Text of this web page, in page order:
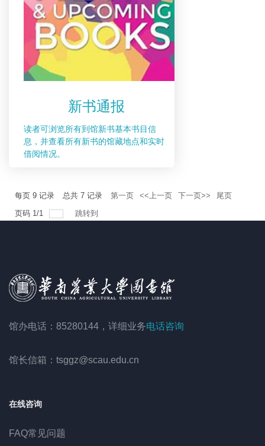
新书通报
读者可浏览所有到馆新书基本书目信
息，并查看所有新书的馆藏地点和实时
借阅情况。
每页 9 记录 总共 7 记录 第一页 <<上一页 下一页>>
尾页
页码 1/1 跳转到
馆办电话：85280144，详细业务电话咨询
馆长信箱：tsggz@scau.edu.cn
在线咨询
FAQ常见问题